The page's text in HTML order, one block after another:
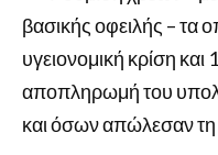
βασικής οφειλής – τα
υγειονομική κρίση και
αποπληρωμή του
και όσων απώλεσαν